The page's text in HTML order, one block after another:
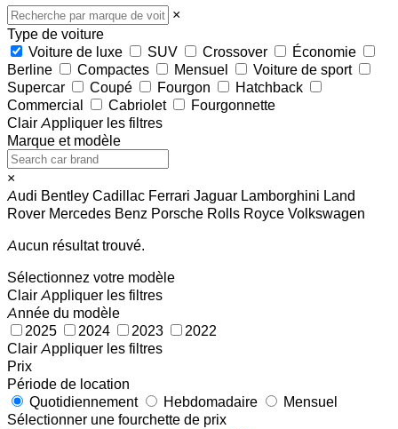
×
Type de voiture
Voiture de luxe
SUV Crossover
Économie
Berline
Compactes Mensuel
Voiture de sport
Supercar
Coupé Fourgon
Hatchback
Commercial
Cabriolet
Fourgonnette
Clair Appliquer les filtres
Marque et modèle
×
Audi Bentley Cadillac Ferrari Jaguar Lamborghini Land
Rover Mercedes Benz Porsche Rolls Royce Volkswagen
Aucun résultat trouvé.
Sélectionnez votre modèle
Clair Appliquer les filtres
Année du modèle
2025
2024 2023
2022
Clair Appliquer les filtres
Prix
Période de location
Quotidiennement
Hebdomadaire
Mensuel
Sélectionner une fourchette de prix